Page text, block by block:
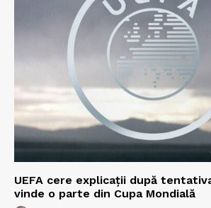
UEFA cere explicații după
vinde o parte din Cupa Mondială